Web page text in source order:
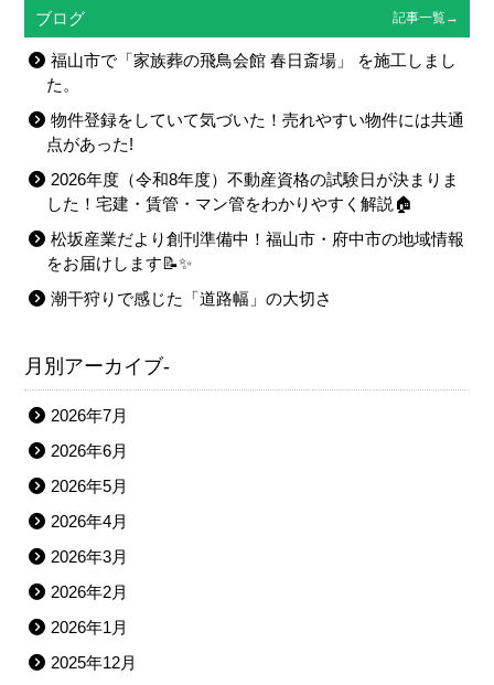
ブログ 記事一覧→
福山市で「家族葬の飛鳥会館 春日斎場」 を施工しまし
た。
物件登録をしていて気づいた！売れやすい物件には共通
点があった!
2026年度（令和8年度）不動産資格の試験日が決まりま
した！宅建・賃管・マン管をわかりやすく解説🏠
松坂産業だより創刊準備中！福山市・府中市の地域情報
をお届けします📝✨
潮干狩りで感じた「道路幅」の大切さ
月別アーカイブ-
2026年7月
2026年6月
2026年5月
2026年4月
2026年3月
2026年2月
2026年1月
2025年12月